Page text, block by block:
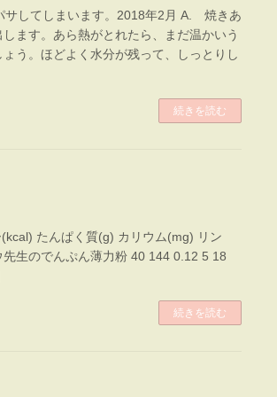
サしてしまいます。2018年2月 A. 焼きあ
ます。あら熱がとれたら、まだ温かいう
う。ほどよく水分が残って、しっとりし
続きを読む
たんぱく質(g) カリウム(mg) リン
生のでんぷん薄力粉 40 144 0.12 5 18
続きを読む